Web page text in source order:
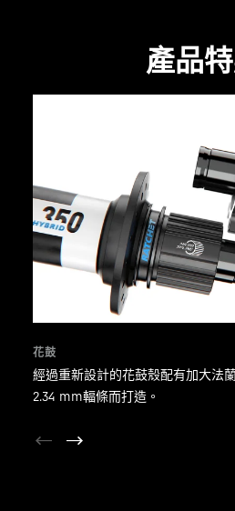
產品
花鼓
經過重新設計的花鼓殼配有加大法
2.34 mm輻條而打造。